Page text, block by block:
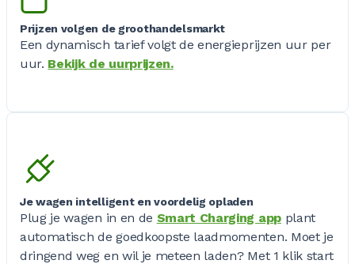
Prijzen volgen de groothandelsmarkt
Een dynamisch tarief volgt de energieprijzen uur per
uur. Bekijk de uurprijzen.
Je wagen intelligent en voordelig opladen
Plug je wagen in en de Smart Charging appplant
automatisch de goedkoopste laadmomenten. Moet je
dringend weg en wil je meteen laden? Met 1 klik start